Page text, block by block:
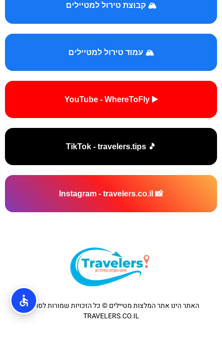
🏔️ קבוצת טירול למטיילים
🏔️ עמוד טירול למטיילים
▶️ YouTube - WhereToFly
🎵 TikTok - travelers.tips
📸 Instagram - travelers.co.il
האתר הינו אתר המלצות מטיילים © כל הזכויות שמורות לסוכנות
TRAVELERS.CO.IL